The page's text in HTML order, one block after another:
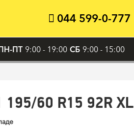
044 599-0-777
ПТ 9:00 - 19:00 СБ 9:00 - 15:00
60 R15 92R XL